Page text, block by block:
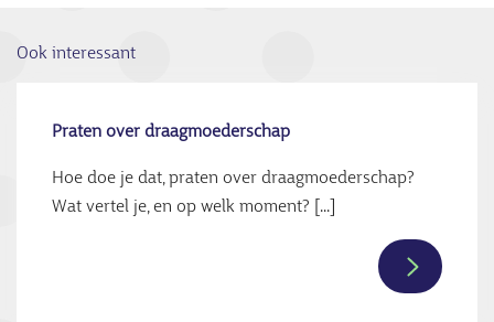
Ook interessant
Praten over draagmoederschap
Hoe doe je dat, praten over draagmoederschap?
Wat vertel je, en op welk moment? [...]
Lees